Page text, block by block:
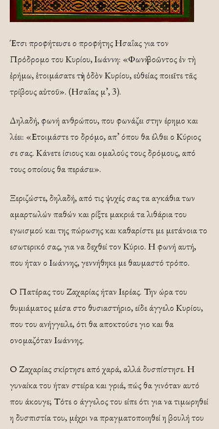
Έτσι προφήτευσε ο προφήτης Ησαΐας για τον
Πρόδρομο του Κυρίου, Ιωάννη: «Φωνὴ βοῶντος ἐν τὴ
ἐρήμω, ἑτοιμάσατε τὴν ὁδὸν Κυρίου, εὐθείας ποιεῖτε τᾶς
τρίβους αὐτοῦ». (Ησαΐας μ’, 3).
Δηλαδή, φωνή ανθρώπου, που φωνάζει στην έρημο και
λέει: «Ετοιμάστε το δρόμο, απ’ όπου θα έλθει ο Κύριος
σε σας. Κάνετε ίσιους και ομαλούς τους δρόμους, από
τους οποίους θα περάσει».
Ξεριζώστε, δηλαδή, από τις ψυχές σας τα αγκάθια των
αμαρτωλών παθών και ρίξτε μακριά τα λιθάρια του
εγωισμού και της πώρωσης και καθαρίστε με μετάνοια το
εσωτερικό σας, για να δεχθεί τον Κύριο. Η φωνή αυτή,
που ήταν ο Ιωάννης, γεννήθηκε με θαυμαστό τρόπο.
Ο Πατέρας του Ζαχαρίας ήταν Ιερέας. Την ώρα του
θυμιάματος μέσα στο θυσιαστήριο, είδε άγγελο Κυρίου,
που του ανήγγειλε, ότι θα αποκτούσε γιο και θα
ονομαζόταν Ιωάννης.
Ο Ζαχαρίας σκίρτησε από χαρά, αλλά δυσπίστησε. Η
γυναίκα του ήταν στείρα και γριά, πώς θα γινόταν αυτό
που άκουγε; Τότε ο άγγελος του είπε ότι για να τιμωρηθεί
η δυσπιστία του, μέχρι να πραγματοποιηθεί η βουλή του